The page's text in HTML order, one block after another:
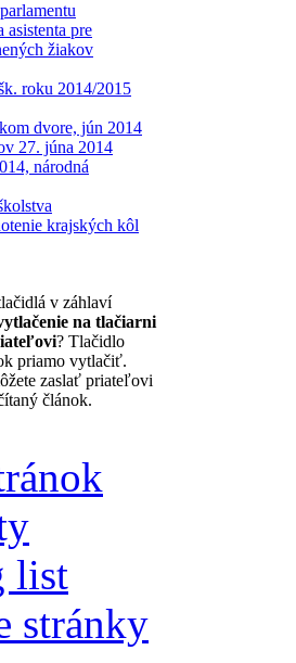
pre
žiakov
roku 2014/2015
dvore, jún 2014
27. júna 2014
národná
krajských kôl
v záhlaví
na tlačiarni
? Tlačidlo
priamo vytlačiť.
zaslať priateľovi
článok.
list
stránky